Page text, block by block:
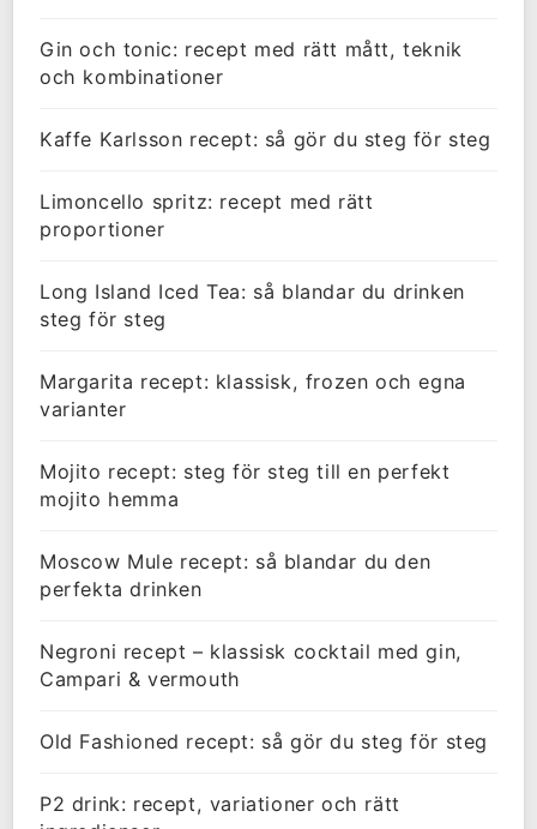
Gin och tonic: recept med rätt mått, teknik
och kombinationer
Kaffe Karlsson recept: så gör du steg för steg
Limoncello spritz: recept med rätt
proportioner
Long Island Iced Tea: så blandar du drinken
steg för steg
Margarita recept: klassisk, frozen och egna
varianter
Mojito recept: steg för steg till en perfekt
mojito hemma
Moscow Mule recept: så blandar du den
perfekta drinken
Negroni recept – klassisk cocktail med gin,
Campari & vermouth
Old Fashioned recept: så gör du steg för steg
P2 drink: recept, variationer och rätt